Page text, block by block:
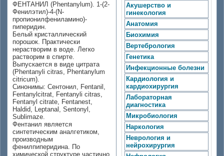
ФЕНТАНИЛ (Phentanylum). 1-(2-
Фенилэтил)-4-(N-
пропионилфениламино)-
пиперидин.
Белый кристаллический
порошок. Практически
нерастворим в воде. Легко
растворим в спирте.
Выпускается в виде цитрата
(Phentanyli citras, Phentanylum
citricum).
Синонимы: Сентонил, Fentanil,
Fentanylcitrat, Fentanyli citras,
Fentanyl citrate, Fentanest,
Haldid, Leptanal, Sentonyl,
Sublimaze.
Фентанил является
синтетическим аналгетиком,
производным
фенилпиперидина. По
химической структуре частично
Акушерство и
гинекология
Анатомия
Биохимия
Вертебрология
Генетика
Инфекционные болезни
Кардиология и
кардиохирургия
Лабораторная
диагностика
Микробиология
Наркология
Неврология и
нейрохирургия